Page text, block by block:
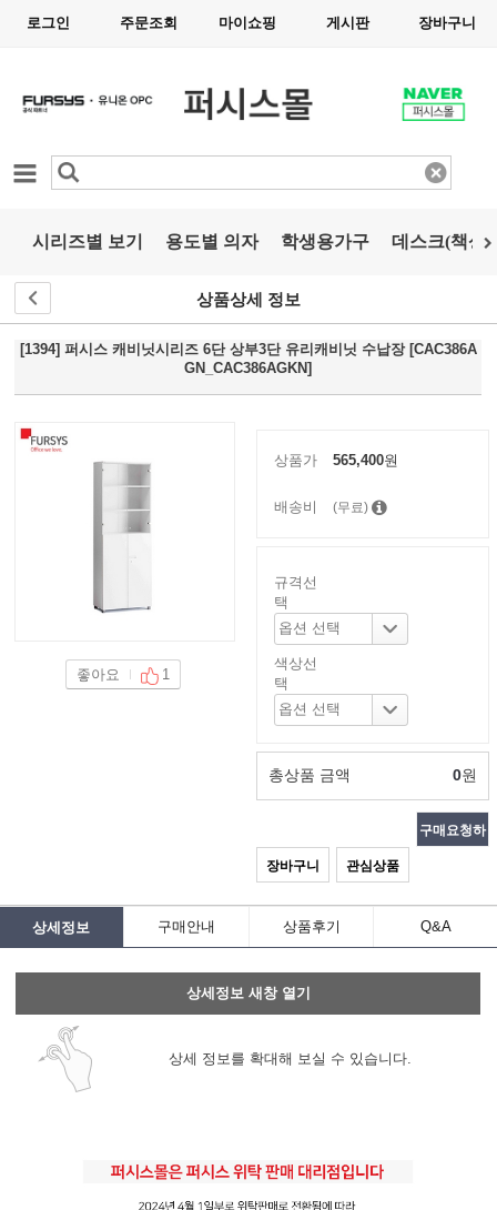
로그인 주문조회 마이쇼핑 게시판 장바구니
카테고리
시리즈별 보기 용도별 의자 학생용가구 데스크(책상)
상품상세 정보
[1394] 퍼시스 캐비닛시리즈 6단 상부3단 유리캐비닛 수납장 [CAC386A
GN_CAC386AGKN]
좋아요 1
상품가 565,400원
배송비 (무료)
규격선
택
색상선
택
총상품 금액 0원
장바구니 관심상품
구매요청하
상세정보 구매안내 상품후기 Q&A
상세정보 새창 열기
상세 정보를 확대해 보실 수 있습니다.